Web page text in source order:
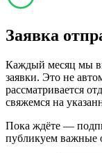
Заявка
Каждый месяц мы
заявки. Это не
рассматривается
свяжемся на
Пока ждёте —
публикуем важные